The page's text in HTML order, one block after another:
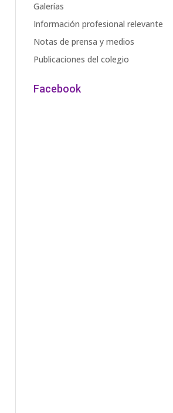
Galerías
Información profesional relevante
Notas de prensa y medios
Publicaciones del colegio
Facebook